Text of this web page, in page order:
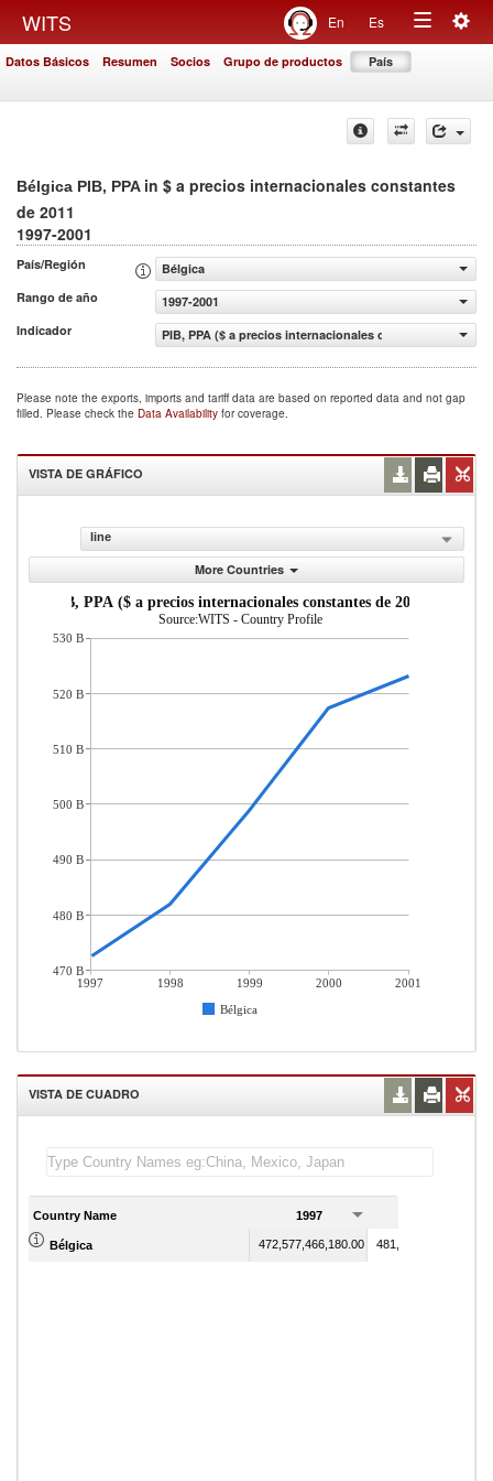
WITS En Es
Toggle
Datos Básicos Resumen Socios Grupo de productos País
Bélgica PIB, PPA in $ a precios internacionales constantes
de 2011
1997-2001
País/Región
Bélgica
Rango de año
1997-2001
Indicador
PIB, PPA ($ a precios internacionales constantes de 2011)
Please note the exports, imports and tariff data are based on reported data and not gap
filled. Please check the Data Availability for coverage.
VISTA DE GRÁFICO
line
More Countries
PIB, PPA ($ a precios internacionales constantes de 2011)
Source:WITS - Country Profile
1997 1998 1999 2000
2001
Bélgica
530 B
520 B
510 B
500 B
490 B
480 B
470 B
VISTA DE CUADRO
Country Name 1997
Bélgica 472,577,466,180.00 481,848,644,050.00